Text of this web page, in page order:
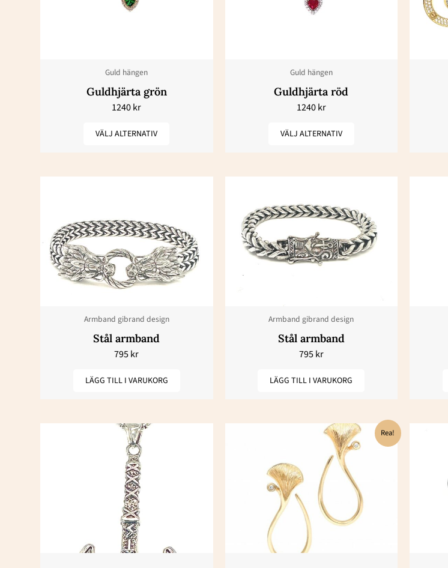
Guld hängen
Guldhjärta grön
1240kr
VÄLJ ALTERNATIV
flera
alternativen
kan
väljas
på
Guld hängen
Guldhjärta röd
1240kr
VÄLJ ALTERNATIV
flera
alternativen
kan
väljas
på
Armband gibrand design
Stål armband
795kr
LÄGG TILL I VARUKORG
Armband gibrand design
Stål armband
795kr
LÄGG TILL I VARUKORG
Rea!
Det
ursprungliga
priset
var:
53800 kr.
Det
nuvarande
priset
26900 kr.